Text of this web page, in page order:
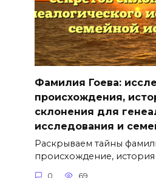
Фамилия Гоева:
происхождения,
склонения для
исследования и
Раскрываем тайны
происхождение, история
0 69